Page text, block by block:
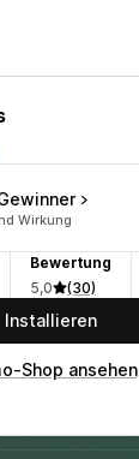
Wirkung
Bewertung
5,0
(30)
Installieren
Shop ansehen